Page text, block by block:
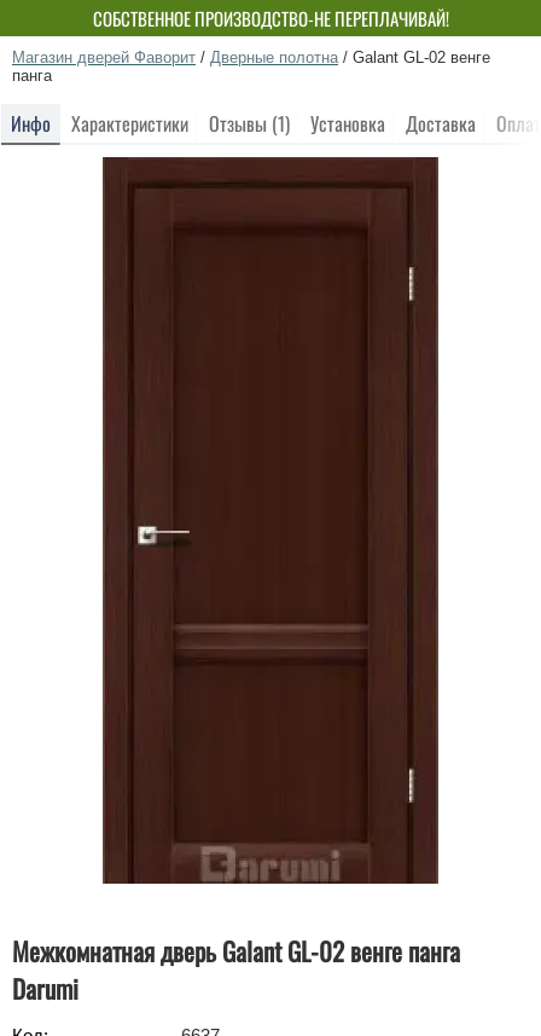
СОБСТВЕННОЕ ПРОИЗВОДСТВО-НЕ ПЕРЕПЛАЧИВАЙ!
Магазин дверей Фаворит / Дверные полотна / Galant GL-02 венге
панга
Инфо Характеристики Отзывы (1) Установка Доставка
Межкомнатная дверь Galant GL-02 венге панга
Darumi